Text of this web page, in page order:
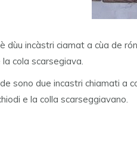
dùu incàstri ciamat a cùa de
cola scarsegiava.
sono due incastri chiamati a
e la colla scarseggiavano.